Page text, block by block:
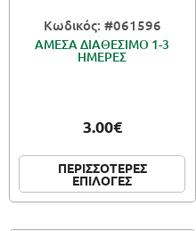
Κωδικός: #061596
ΑΜΕΣΑ ΔΙΑΘΕΣΙΜΟ 1-3
ΗΜΕΡΕΣ
3.00€
ΠΕΡΙΣΣΟΤΕΡΕΣ
ΕΠΙΛΟΓΕΣ